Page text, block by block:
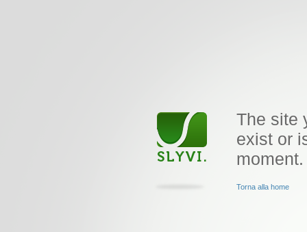
The site
exist or
moment.
Torna alla home